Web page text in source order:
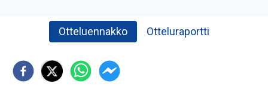
Otteluennakko Otteluraportti